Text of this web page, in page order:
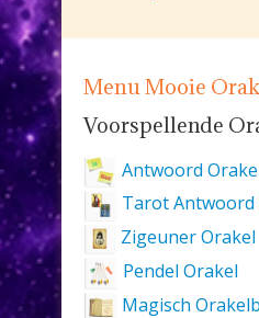
Menu Mooie
Voorspellende
Antwoord
Tarot Antwoord
Zigeuner Orakel
Pendel Orakel
Magisch